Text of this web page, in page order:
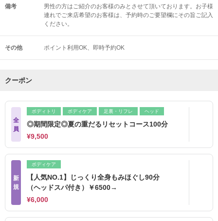
備考
男性の方はご紹介のお客様のみとさせて頂いております。お子様
連れでご来店希望のお客様は、予約時のご要望欄にその旨ご記入
ください。
その他 ポイント利用OK 即時予約OK
クーポン
全
員
ボディトリ ボディケア 足裏・リフレ ヘッド
◎期間限定◎夏の重だるリセットコース100分
¥9,500
新
規
ボディケア
【人気NO.1】じっくり全身もみほぐし90分
（ヘッドスパ付き）￥6500→
¥6,000